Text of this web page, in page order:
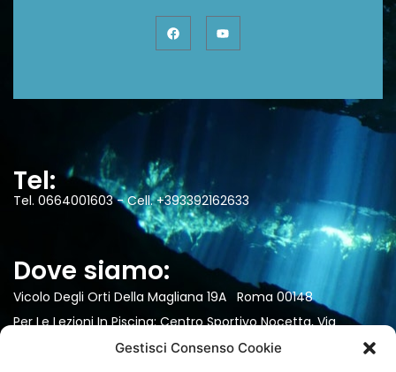
Gestisci Consenso Cookie
Tel:
Tel. 0664001603 - Cell. +393392162633
Dove siamo:
Vicolo Degli Orti Della Magliana 19A Roma 00148
Per Le Lezioni In Piscina: Centro Sportivo Nocetta, Via
Silvestri 16/a, Roma.